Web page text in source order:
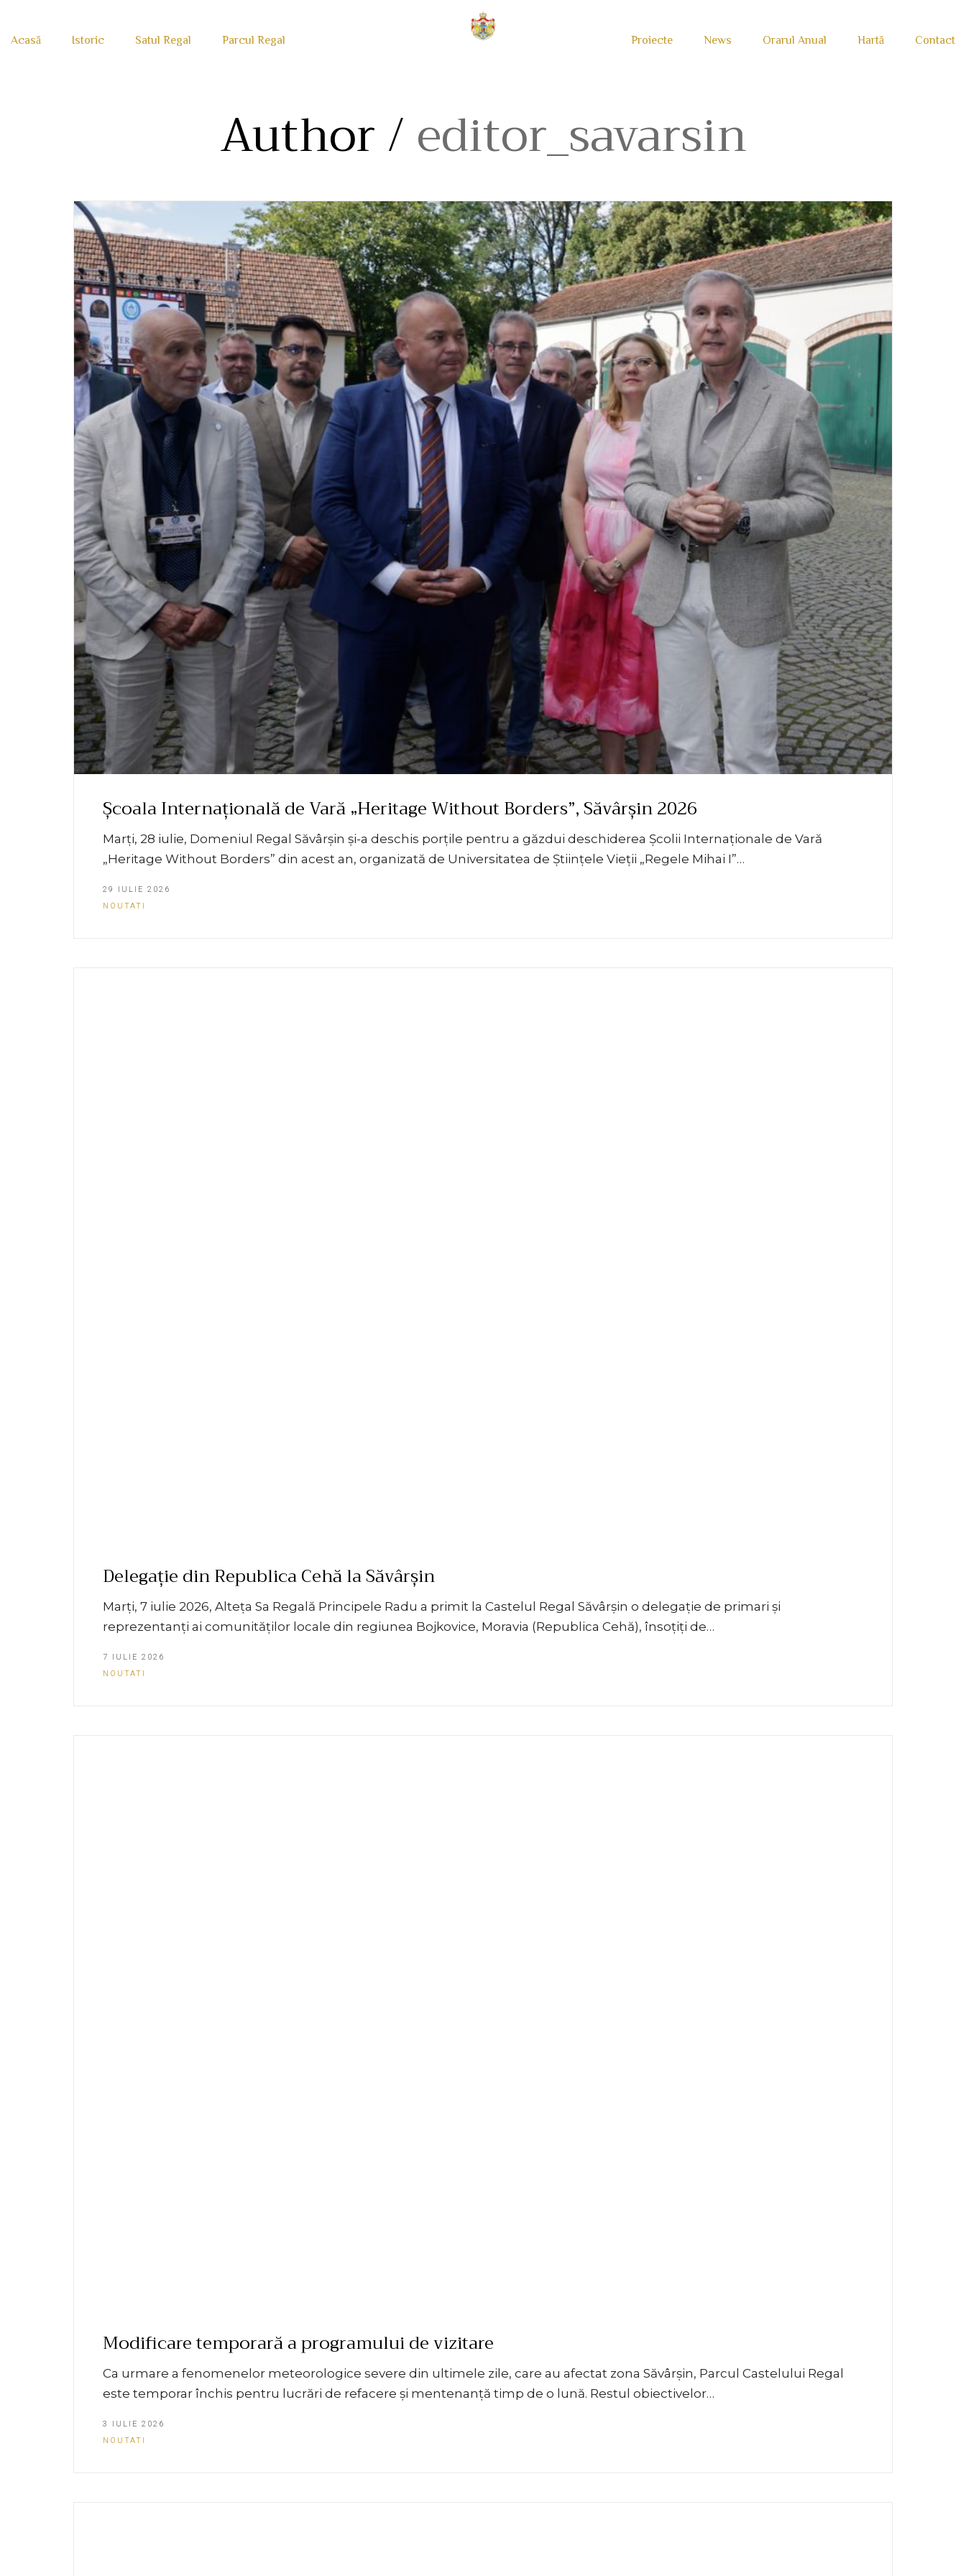
Acasă Istoric Satul Regal Parcul Regal Proiecte News Orarul Anual Hartă Contact
Author /editor_savarsin
Școala Internațională de Vară „Heritage Without Borders”, Săvârșin 2026
Marți, 28 iulie, Domeniul Regal Săvârșin și-a deschis porțile pentru a găzdui deschiderea Școlii Internaționale de Vară
„Heritage Without Borders” din acest an, organizată de Universitatea de Științele Vieții „Regele Mihai I”…
29 IULIE 2026
NOUTATI
Delegație din Republica Cehă la Săvârșin
Marți, 7 iulie 2026, Alteța Sa Regală Principele Radu a primit la Castelul Regal Săvârșin o delegație de primari și
reprezentanți ai comunităților locale din regiunea Bojkovice, Moravia (Republica Cehă), însoțiți de…
7 IULIE 2026
NOUTATI
Modificare temporară a programului de vizitare
Ca urmare a fenomenelor meteorologice severe din ultimele zile, care au afectat zona Săvârșin, Parcul Castelului Regal
este temporar închis pentru lucrări de refacere și mentenanță timp de o lună. Restul obiectivelor…
3 IULIE 2026
NOUTATI